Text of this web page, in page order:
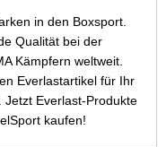
in den Boxsport.
Qualität bei der
Kämpfern weltweit.
Everlastartikel für Ihr
Everlast-Produkte
kaufen!